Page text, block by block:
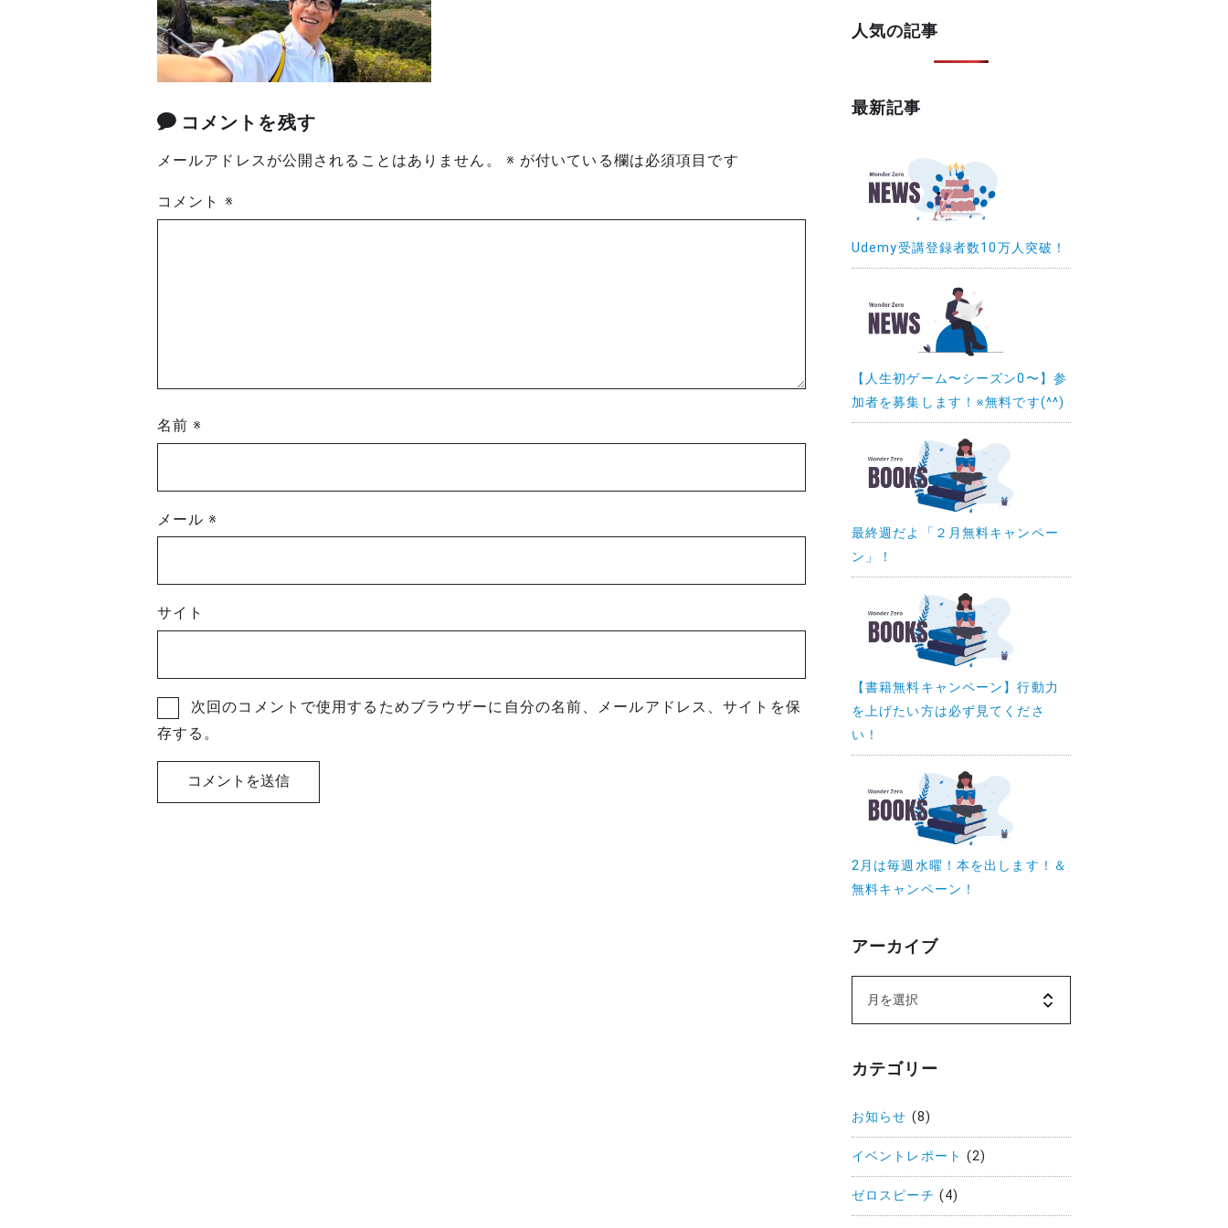
コメントを残す
メールアドレスが公開されることはありません。 ※ が付いている欄は必須項目です
コメント ※
名前※
メール※
サイト
次回のコメントで使用するためブラウザーに自分の名前、メールアドレス、サイトを保
存する。
人気の記事
最新記事
Udemy受講登録者数10万人突破！
【人生初ゲーム〜シーズン0〜】参
加者を募集します！※無料です(^^)
最終週だよ「２月無料キャンペー
ン」！
【書籍無料キャンペーン】行動力
を上げたい方は必ず見てくださ
い！
2月は毎週水曜！本を出します！＆
無料キャンペーン！
アーカイブ
カテゴリー
お知らせ (8)
イベントレポート (2)
ゼロスピーチ (4)